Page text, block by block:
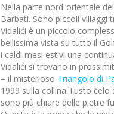
Nella parte nord-orientale
Barbati. Sono piccoli villaggi
Vidalići è un piccolo
bellissima vista su tutto il
i caldi mesi estivi una
Vidalići si trovano in
– il misterioso Triangolo di
1999 sulla collina Tusto
sono più chiare delle pietre